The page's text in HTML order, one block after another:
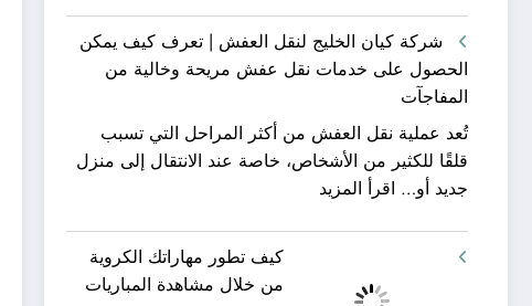
مصر
السياحية
السياحة
في
نيلية
–
شركة كيان الخليج لنقل العفش | تعرف كيف يمكن
الحصول على خدمات نقل عفش مريحة وخالية من
المفاجآت
تُعد عملية نقل العفش من أكثر المراحل التي تسبب
قلقًا للكثير من الأشخاص، خاصة عند الانتقال إلى منزل
جديد أو… اقرأ المزيد
الخليج
كيف تطور مهاراتك الكروية
من خلال مشاهدة المباريات